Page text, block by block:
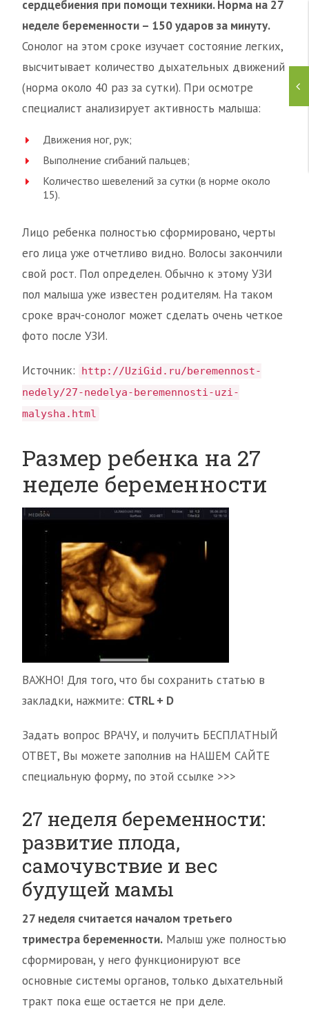
сердцебиения при помощи техники. Норма на 27
неделе беременности – 150 ударов за минуту.
Сонолог на этом сроке изучает состояние легких,
высчитывает количество дыхательных движений
(норма около 40 раз за сутки). При осмотре
специалист анализирует активность малыша:
Движения ног, рук;
Выполнение сгибаний пальцев;
Количество шевелений за сутки (в норме около
15).
Лицо ребенка полностью сформировано, черты
его лица уже отчетливо видно. Волосы закончили
свой рост. Пол определен. Обычно к этому УЗИ
пол малыша уже известен родителям. На таком
сроке врач-сонолог может сделать очень четкое
фото после УЗИ.
Источник:
http://UziGid.ru/beremennost-
nedely/27-nedelya-beremennosti-uzi-
malysha.html
Размер ребенка на 27
неделе беременности
ВАЖНО! Для того, что бы сохранить статью в
закладки, нажмите: CTRL + D
Задать вопрос ВРАЧУ, и получить БЕСПЛАТНЫЙ
ОТВЕТ, Вы можете заполнив на НАШЕМ САЙТЕ
специальную форму, по этой ссылке >>>
27 неделя беременности:
развитие плода,
самочувствие и вес
будущей мамы
27 неделя считается началом третьего
триместра беременности. Малыш уже полностью
сформирован, у него функционируют все
основные системы органов, только дыхательный
тракт пока еще остается не при деле.